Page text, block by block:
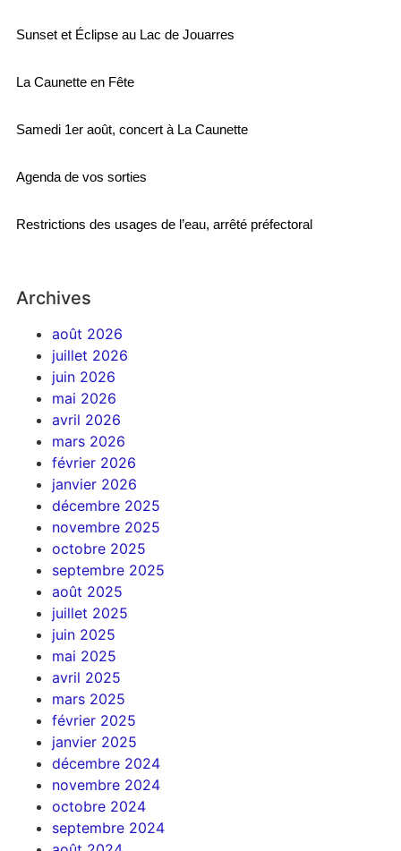
Sunset et Éclipse au Lac de Jouarres
La Caunette en Fête
Samedi 1er août, concert à La Caunette
Agenda de vos sorties
Restrictions des usages de l’eau, arrêté préfectoral
Archives
août 2026
juillet 2026
juin 2026
mai 2026
avril 2026
mars 2026
février 2026
janvier 2026
décembre 2025
novembre 2025
octobre 2025
septembre 2025
août 2025
juillet 2025
juin 2025
mai 2025
avril 2025
mars 2025
février 2025
janvier 2025
décembre 2024
novembre 2024
octobre 2024
septembre 2024